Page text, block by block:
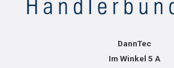
DannTec
Im Winkel 5 A